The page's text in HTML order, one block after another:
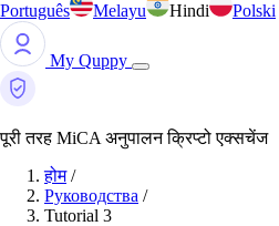
Português
Melayu Hindi Polski
My Quppy
पूरी तरह MiCA अनुपालन क्रिप्टो एक्सचेंज
होम /
Руководства /
Tutorial 3